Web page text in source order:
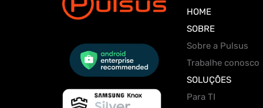
HOME
SOBRE
Sobre a Pulsus
Trabalhe conosco
SOLUÇÕES
Para TI